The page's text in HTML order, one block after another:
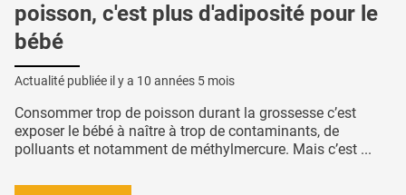
poisson, c'est plus d'adiposité pour le
bébé
Actualité publiée il y a 10 années 5 mois
Consommer trop de poisson durant la grossesse c’est
exposer le bébé à naître à trop de contaminants, de
polluants et notamment de méthylmercure. Mais c’est ...